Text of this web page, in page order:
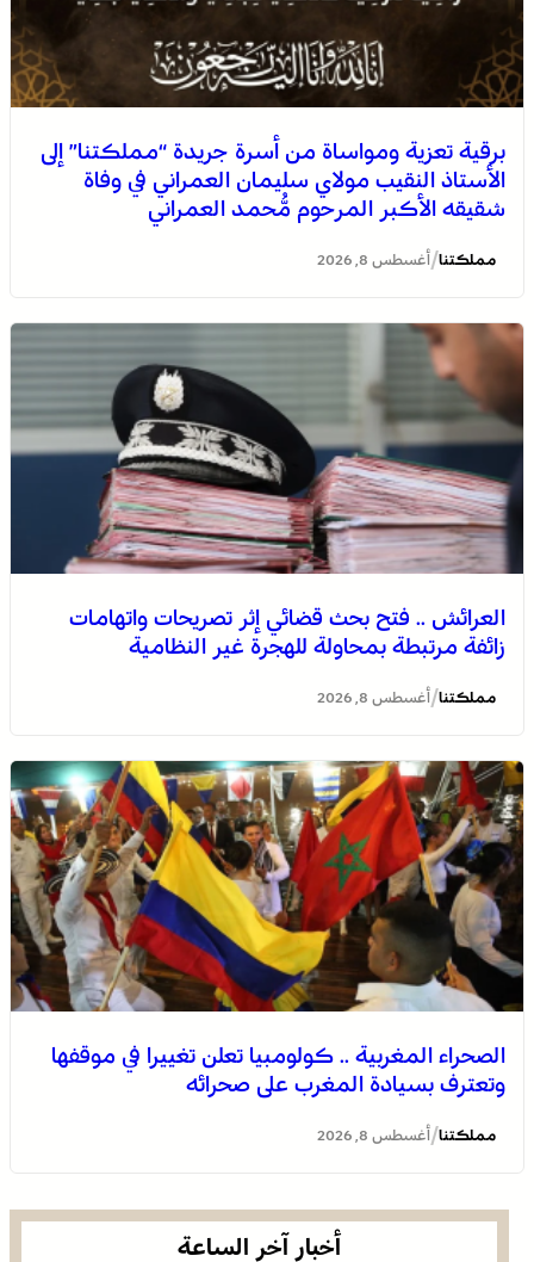
برقية تعزية ومواساة من أسرة جريدة “مملكتنا” إلى
الأستاذ النقيب مولاي سليمان العمراني في وفاة
شقيقه الأكبر المرحوم مُّحمد العمراني
مملكتنا/ أغسطس 8, 2026
العرائش .. فتح بحث قضائي إثر تصريحات واتهامات
زائفة مرتبطة بمحاولة للهجرة غير النظامية
مملكتنا/ أغسطس 8, 2026
الصحراء المغربية .. كولومبيا تعلن تغييرا في موقفها
وتعترف بسيادة المغرب على صحرائه
مملكتنا/ أغسطس 8, 2026
أخبار آخر الساعة
الصحراء المغربية .. كولومبيا تعلن تغييرا في موقفها وتعترف
بسيادة المغرب على صحرائه
برقية تعزية ومواساة من أسرة جريدة “مملكتنا” إلى الأستاذ
المرحوم مُّحمد العمراني